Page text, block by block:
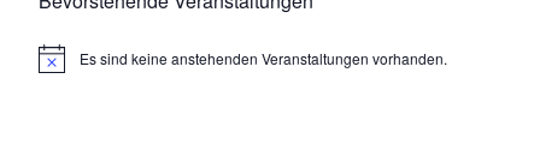
H
Es sind keine anstehenden Veranstaltungen vorhanden.